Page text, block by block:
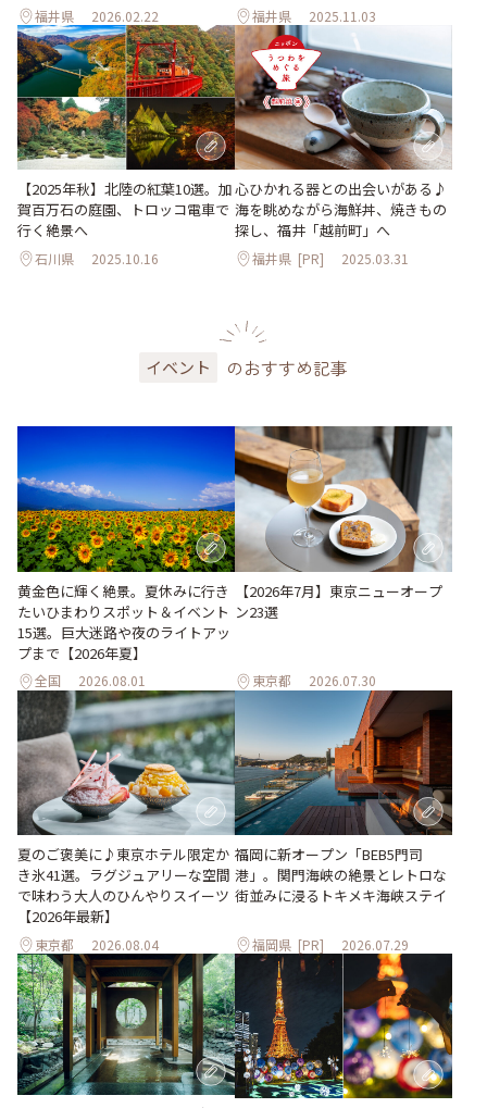
福井県 2026.02.22 福井県 2025.11.03
【2025年秋】北陸の紅葉10選。加
賀百万石の庭園、トロッコ電車で
行く絶景へ
石川県 2025.10.16
心ひかれる器との出会いがある♪
海を眺めながら海鮮丼、焼きもの
探し、福井「越前町」へ
福井県 [PR] 2025.03.31
イベント のおすすめ記事
黄金色に輝く絶景。夏休みに行き
たいひまわりスポット＆イベント
15選。巨大迷路や夜のライトアッ
プまで【2026年夏】
全国 2026.08.01
【2026年7月】東京ニューオープ
ン23選
東京都 2026.07.30
夏のご褒美に♪東京ホテル限定か
き氷41選。ラグジュアリーな空間
で味わう大人のひんやりスイーツ
【2026年最新】
東京都 2026.08.04
福岡に新オープン「BEB5門司
港」。関門海峡の絶景とレトロな
街並みに浸るトキメキ海峡ステイ
福岡県 [PR] 2026.07.29